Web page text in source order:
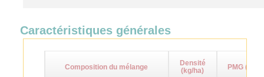
Caractéristiques générales
Composition du mélange
Densité
(kg/ha)
PMG (g)